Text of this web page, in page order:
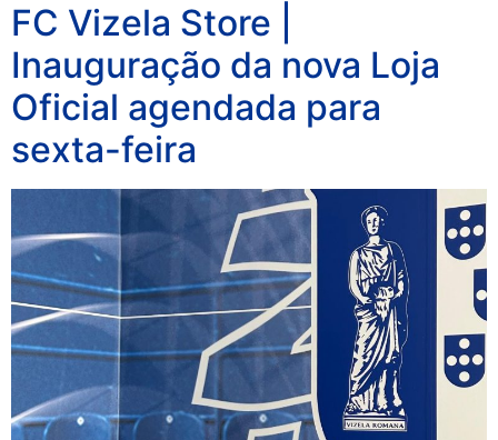
FC Vizela Store |
Inauguração da nova Loja
Oficial agendada para
sexta-feira